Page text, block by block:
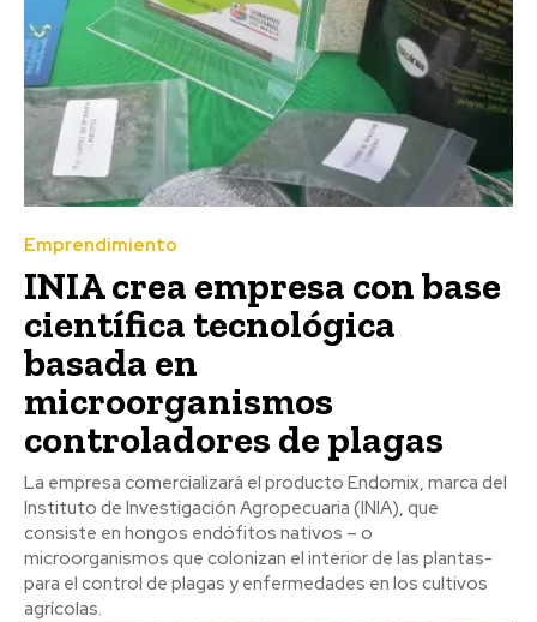
Emprendimiento
INIA crea empresa con base
científica tecnológica
basada en
microorganismos
controladores de plagas
La empresa comercializará el producto Endomix, marca del
Instituto de Investigación Agropecuaria (INIA), que
consiste en hongos endófitos nativos – o
microorganismos que colonizan el interior de las plantas-
para el control de plagas y enfermedades en los cultivos
agrícolas.